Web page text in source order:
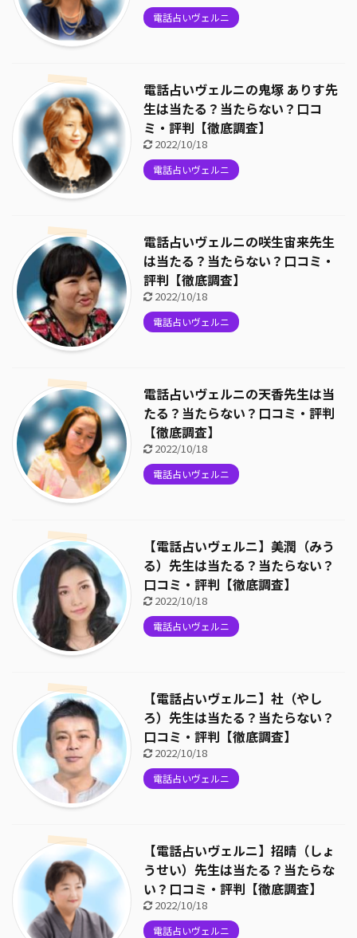
電話占いヴェルニ
電話占いヴェルニの鬼塚 ありす先
生は当たる？当たらない？口コ
ミ・評判【徹底調査】
2022/10/18
電話占いヴェルニ
電話占いヴェルニの咲生宙来先生
は当たる？当たらない？口コミ・
評判【徹底調査】
2022/10/18
電話占いヴェルニ
電話占いヴェルニの天香先生は当
たる？当たらない？口コミ・評判
【徹底調査】
2022/10/18
電話占いヴェルニ
【電話占いヴェルニ】美潤（みう
る）先生は当たる？当たらない？
口コミ・評判【徹底調査】
2022/10/18
電話占いヴェルニ
【電話占いヴェルニ】社（やし
ろ）先生は当たる？当たらない？
口コミ・評判【徹底調査】
2022/10/18
電話占いヴェルニ
【電話占いヴェルニ】招晴（しょ
うせい）先生は当たる？当たらな
い？口コミ・評判【徹底調査】
2022/10/18
電話占いヴェルニ